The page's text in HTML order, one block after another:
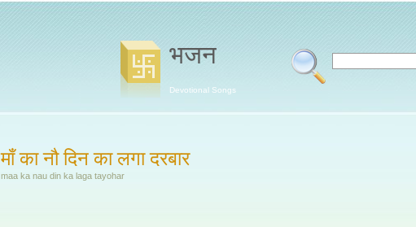
भजन
Devotional Songs
माँ का नौ दिन का लगा दरबार
maa ka nau din ka laga tayohar